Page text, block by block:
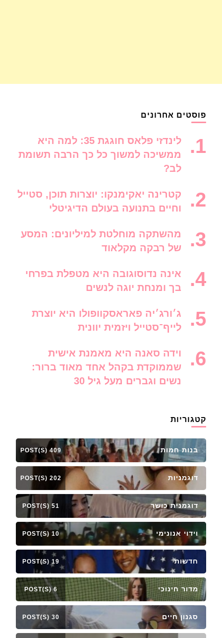
פוסטים אחרונים
לינדזי פלאס חוגגת 35: למה היא
ממשיכה למשוך כל כך הרבה תשומת
לב?
קטרינה יאקימנקו: יוצרות תוכן, סטייל
וחיים בתנועה בעולם הדיגיטלי
מהשתקה מוחלטת למיליונים: המסע
של רבקה מקלאוד
אינה נדוסוגובה היא מטפלת בפרחי
בך ומנחת יוגה לנשים
ג׳ורג׳יה פאראסקוופולו היא יוצרת
לייף־סטייל ויזמית יוונית
וידה סאנה היא מאמנת אישית
שממוקדת בקהל אחד מאוד ברור:
נשים וגברים מעל גיל 30
קטגוריות
בנות חמות 409 POST(S)
דוגמניות 202 POST(S)
דוגמנית כושר 51 POST(S)
וידוי אנונימי 10 POST(S)
חדשות 19 POST(S)
מדור חינוכי 6 POST(S)
סגנון חיים 30 POST(S)